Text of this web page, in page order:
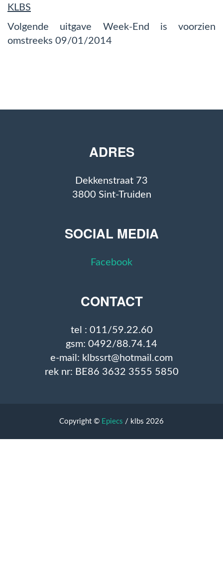
KLBS
Volgende uitgave Week-End is voorzien
omstreeks 09/01/2014
ADRES
Dekkenstraat 73
3800 Sint-Truiden
SOCIAL MEDIA
Facebook
CONTACT
tel : 011/59.22.60
gsm: 0492/88.74.14
e-mail: klbssrt@hotmail.com
rek nr: BE86 3632 3555 5850
Copyright © Epiecs / klbs 2026